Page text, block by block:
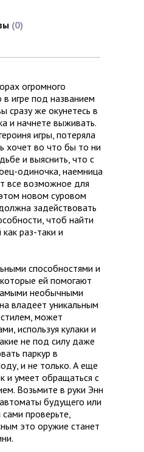
(0)
огромного
игре под названием
сразу же окунетесь в
и начнете выживать.
игры, потеряла
хочет во что бы то ни
и выяснить, что с
одиночка, наемница
все возможное для
новом суровом
задействовать
чтоб найти
раз-таки и
способностями и
ей помогают
необычными
владеет уникальным
может
используя кулаки и
не под силу даже
паркур в
и не только. А еще
и умеет обращаться с
Возьмите в руки Энн
будущего или
проверьте,
это оружие станет